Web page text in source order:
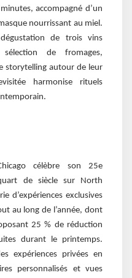
accompagné d’un
nourrissant au miel.
de trois vins
de fromages,
storytelling autour de leur
harmonise rituels
célèbre son 25e
de siècle sur North
d’expériences exclusives
au long de l’année, dont
25 % de réduction
durant le printemps.
expériences privées en
personnalisés et vues